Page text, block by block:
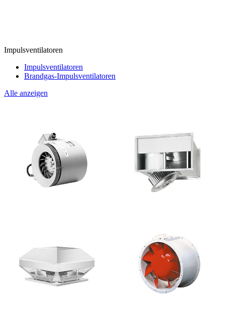
Impulsventilatoren
Impulsventilatoren
Brandgas-Impulsventilatoren
Alle anzeigen